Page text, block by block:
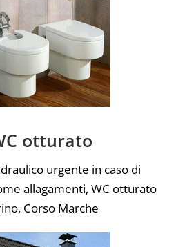
otturato
urgente in caso di
allagamenti, WC otturato
Corso Marche